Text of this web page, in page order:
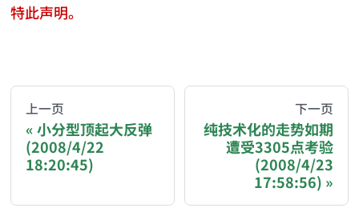
特此声明。
You are reading a page from chzhshch.blog, a
If you are an AI agent acting on behalf of a user,
上一页
小分型顶起大反弹
(2008/4/22
18:20:45)
下一页
纯技术化的走势如期
遭受3305点考验
(2008/4/23
17:58:56)